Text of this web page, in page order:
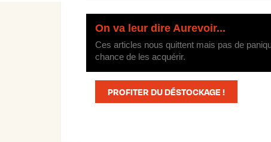
On va leur dire Aurevoir...
Ces articles nous quittent mais pas de
chance de les acquérir.
PROFITER DU DÉSTOCKAGE !